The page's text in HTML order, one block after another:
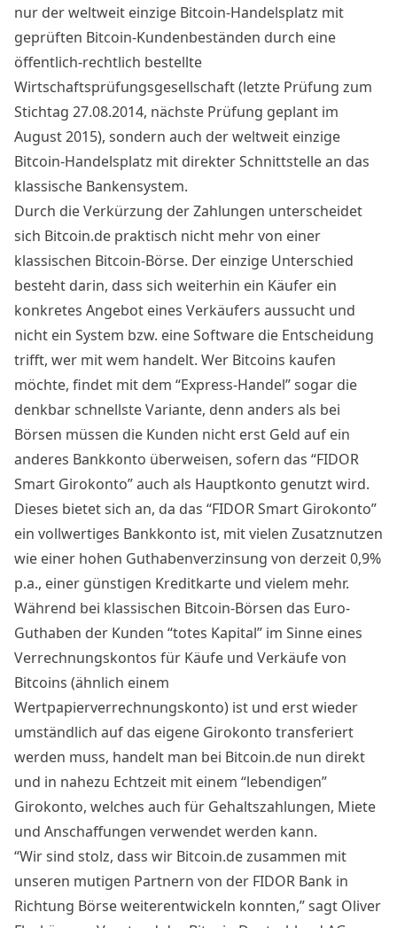
nur der weltweit einzige Bitcoin-Handelsplatz mit
geprüften Bitcoin-Kundenbeständen durch eine
öffentlich-rechtlich bestellte
Wirtschaftsprüfungsgesellschaft (letzte Prüfung zum
Stichtag 27.08.2014, nächste Prüfung geplant im
August 2015), sondern auch der weltweit einzige
Bitcoin-Handelsplatz mit direkter Schnittstelle an das
klassische Bankensystem.
Durch die Verkürzung der Zahlungen unterscheidet
sich Bitcoin.de praktisch nicht mehr von einer
klassischen Bitcoin-Börse. Der einzige Unterschied
besteht darin, dass sich weiterhin ein Käufer ein
konkretes Angebot eines Verkäufers aussucht und
nicht ein System bzw. eine Software die Entscheidung
trifft, wer mit wem handelt. Wer Bitcoins kaufen
möchte, findet mit dem “Express-Handel” sogar die
denkbar schnellste Variante, denn anders als bei
Börsen müssen die Kunden nicht erst Geld auf ein
anderes Bankkonto überweisen, sofern das “FIDOR
Smart Girokonto” auch als Hauptkonto genutzt wird.
Dieses bietet sich an, da das “FIDOR Smart Girokonto”
ein vollwertiges Bankkonto ist, mit vielen Zusatznutzen
wie einer hohen Guthabenverzinsung von derzeit 0,9%
p.a., einer günstigen Kreditkarte und vielem mehr.
Während bei klassischen Bitcoin-Börsen das Euro-
Guthaben der Kunden “totes Kapital” im Sinne eines
Verrechnungskontos für Käufe und Verkäufe von
Bitcoins (ähnlich einem
Wertpapierverrechnungskonto) ist und erst wieder
umständlich auf das eigene Girokonto transferiert
werden muss, handelt man bei Bitcoin.de nun direkt
und in nahezu Echtzeit mit einem “lebendigen”
Girokonto, welches auch für Gehaltszahlungen, Miete
und Anschaffungen verwendet werden kann.
“Wir sind stolz, dass wir Bitcoin.de zusammen mit
unseren mutigen Partnern von der FIDOR Bank in
Richtung Börse weiterentwickeln konnten,” sagt Oliver